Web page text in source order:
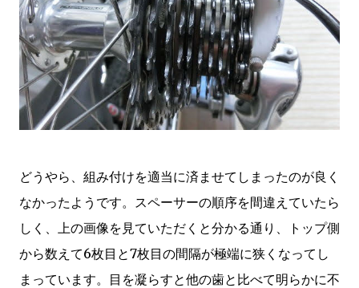
どうやら、組み付けを適当に済ませてしまったのが良く
なかったようです。スペーサーの順序を間違えていたら
しく、上の画像を見ていただくと分かる通り、トップ側
から数えて6枚目と7枚目の間隔が極端に狭くなってし
まっています。目を凝らすと他の歯と比べて明らかに不